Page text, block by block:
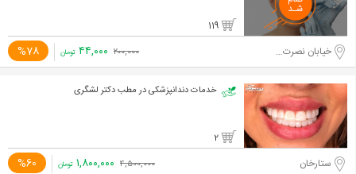
119
خیابان نصرت غربی %78 ۲۰۰,۰۰۰ ۴۴,۰۰۰ تومان
خدمات دندانپزشکی در مطب دکتر لشگری
2
ستارخان %60 ۴,۵۰۰,۰۰۰ ۱,۸۰۰,۰۰۰ تومان